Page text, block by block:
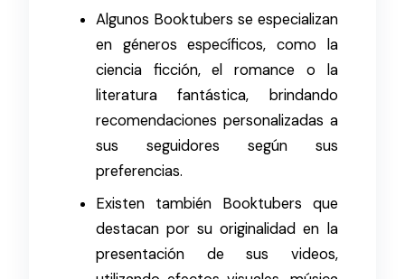
Algunos Booktubers se especializan
en géneros específicos, como la
ciencia ficción, el romance o la
literatura fantástica, brindando
recomendaciones personalizadas a
sus seguidores según sus
preferencias.
Existen también Booktubers que
destacan por su originalidad en la
presentación de sus videos,